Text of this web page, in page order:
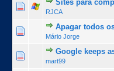
Sites para
RJCA
0 Voto(s) - 0
Apagar todos
Mário Jorge
0 Voto(s) - 0
Google keeps
mart99
0 Voto(s) - 0